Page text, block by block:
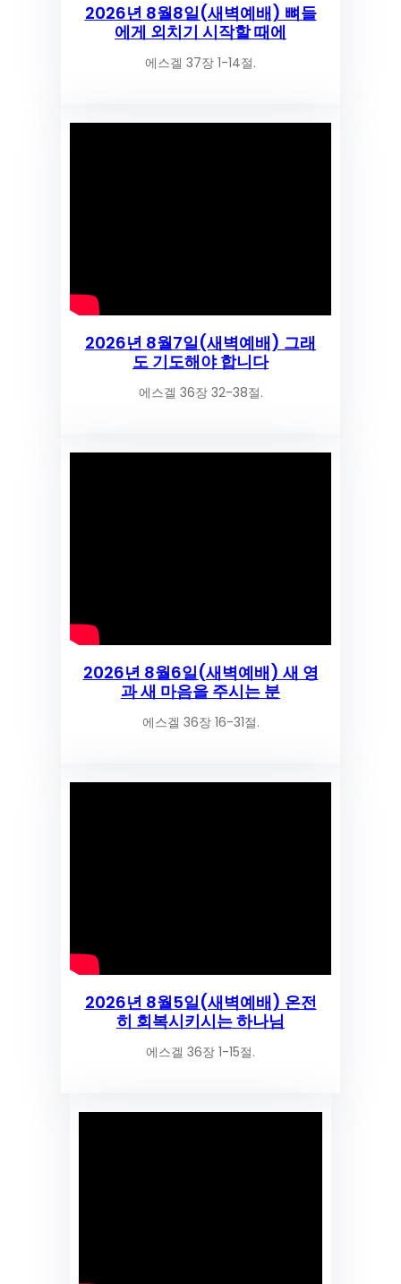
2026년 8월8일(새벽예배) 뼈들
에게 외치기 시작할 때에
에스겔 37장 1-14절.
2026년 8월7일(새벽예배) 그래
도 기도해야 합니다
에스겔 36장 32-38절.
2026년 8월6일(새벽예배) 새 영
과 새 마음을 주시는 분
에스겔 36장 16-31절.
2026년 8월5일(새벽예배) 온전
히 회복시키시는 하나님
에스겔 36장 1-15절.